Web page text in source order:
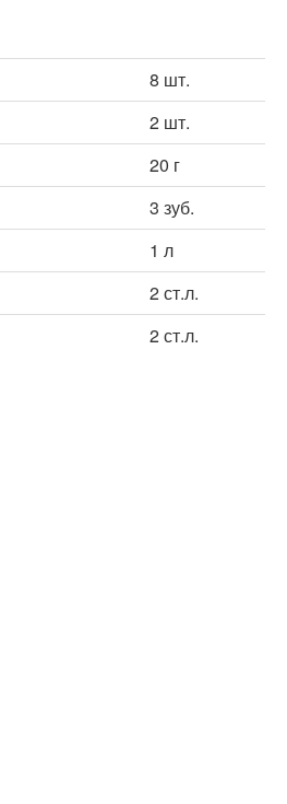
8 шт.
2 шт.
20 г
3 зуб.
1 л
2 ст.л.
2 ст.л.